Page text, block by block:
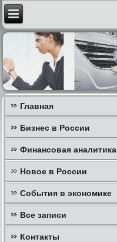
Главная
Бизнес в России
Финансовая аналитика
Новое в России
События в экономике
Все записи
Контакты